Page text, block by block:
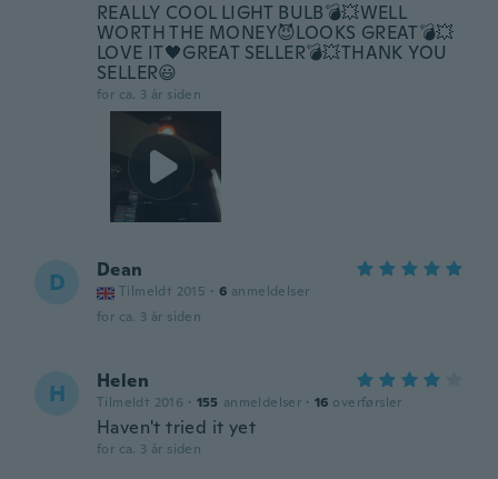
REALLY COOL LIGHT BULB💣💥WELL
WORTH THE MONEY😈LOOKS GREAT💣💥
LOVE IT🖤GREAT SELLER💣💥THANK YOU
SELLER😃
for ca. 3 år siden
D Dean
Tilmeldt 2015 · 6 anmeldelser
for ca. 3 år siden
H Helen
Tilmeldt 2016 · 155 anmeldelser · 16 overførsler
Haven't tried it yet
for ca. 3 år siden